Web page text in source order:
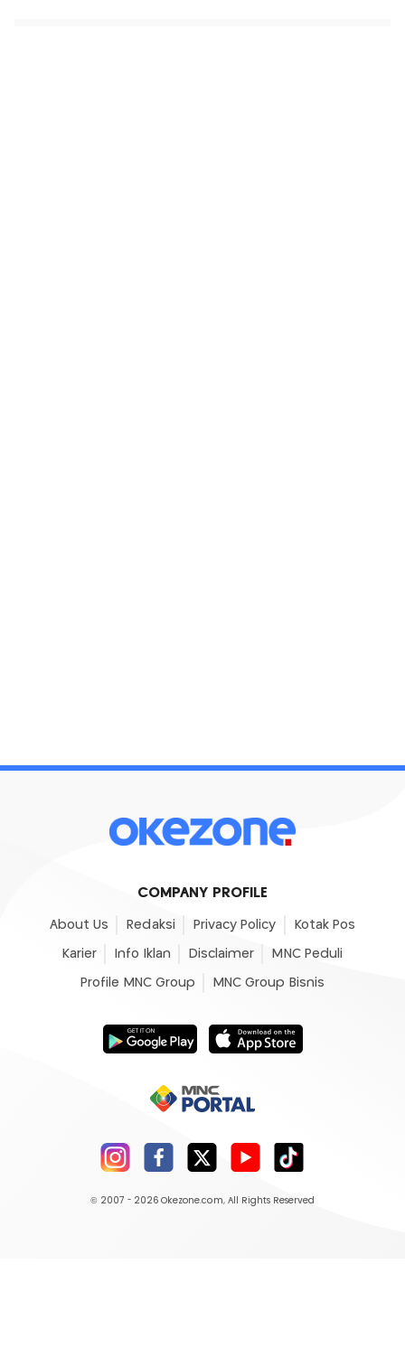
COMPANY PROFILE
About Us Redaksi Privacy Policy Kotak Pos
Karier Info Iklan Disclaimer MNC Peduli
Profile MNC Group MNC Group Bisnis
© 2007 - 2026 Okezone.com, All Rights Reserved